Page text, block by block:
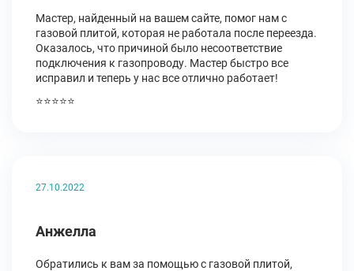
Мастер, найденный на вашем сайте, помог нам с
газовой плитой, которая не работала после переезда.
Оказалось, что причиной было несоответствие
подключения к газопроводу. Мастер быстро все
исправил и теперь у нас все отлично работает!
⭐⭐⭐⭐⭐
27.10.2022
Анжелла
Обратились к вам за помощью с газовой плитой,